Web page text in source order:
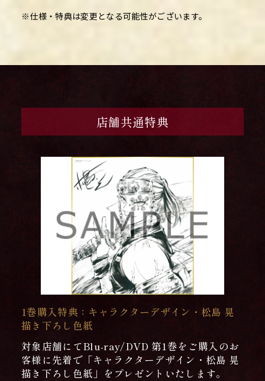
※仕様・特典は変更となる可能性がございます。
店舗共通特典
1巻購入特典：キャラクターデザイン・松島 晃
描き下ろし色紙
対象店舗にてBlu-ray/DVD 第1巻をご購入のお
客様に先着で「キャラクターデザイン・松島 晃
描き下ろし色紙」をプレゼントいたします。